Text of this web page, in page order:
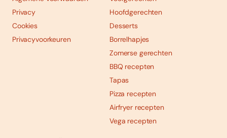
Privacy
Cookies
Privacyvoorkeuren
Hoofdgerechten
Desserts
Borrelhapjes
Zomerse gerechten
BBQ recepten
Tapas
Pizza recepten
Airfryer recepten
Vega recepten